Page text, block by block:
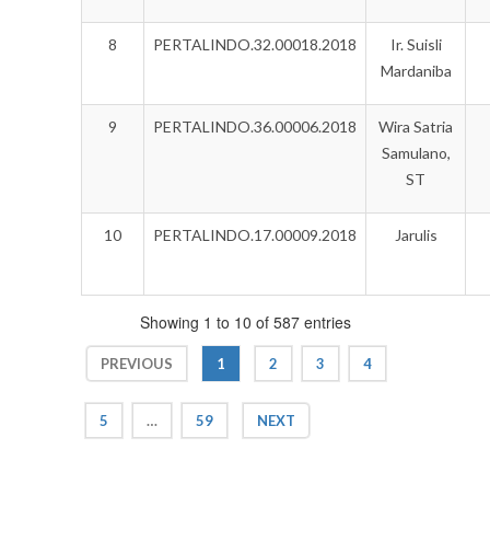
8 PERTALINDO.32.00018.2018
Ir. Suisli
Mardaniba
9 PERTALINDO.36.00006.2018
Wira Satria
Samulano,
ST
10 PERTALINDO.17.00009.2018 Jarulis
Showing 1 to 10 of 587 entries
PREVIOUS 1 2 3 4
5 … 59 NEXT